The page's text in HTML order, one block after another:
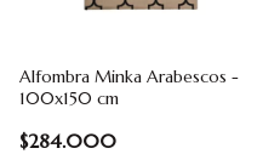
Alfombra Minka Arabescos -
100x150 cm
$284.000